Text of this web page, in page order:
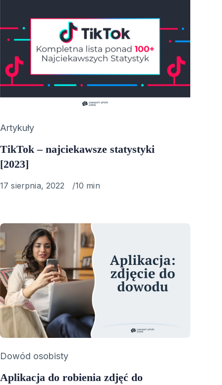
Category
Artykuły
TikTok – najciekawsze statystyki
[2023]
Published
17 sierpnia, 2022 10 min
Category
Dowód osobisty
Aplikacja do robienia zdjęć do